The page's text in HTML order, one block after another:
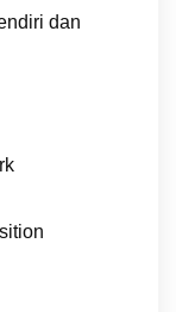
dan